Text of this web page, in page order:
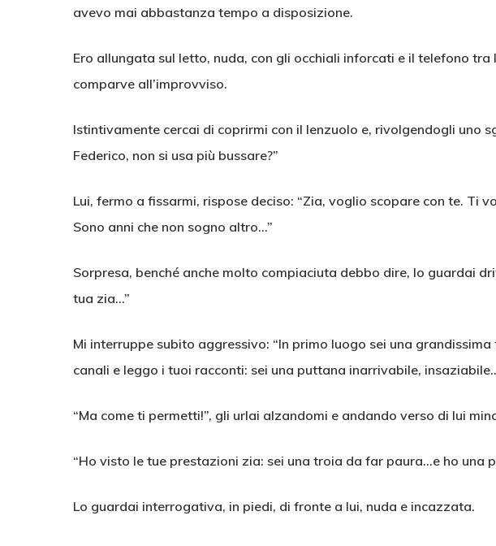
avevo mai abbastanza tempo a disposizione.
Ero allungata sul letto, nuda, con gli occhiali inforcati e il telefono
comparve all’improvviso.
Istintivamente cercai di coprirmi con il lenzuolo e, rivolgendogli uno
Federico, non si usa più bussare?”
Lui, fermo a fissarmi, rispose deciso: “Zia, voglio scopare con te. Ti
Sono anni che non sogno altro…”
Sorpresa, benché anche molto compiaciuta debbo dire, lo guardai
tua zia…”
Mi interruppe subito aggressivo: “In primo luogo sei una
canali e leggo i tuoi racconti: sei una puttana inarrivabile,
“Ma come ti permetti!”, gli urlai alzandomi e andando verso di lui
“Ho visto le tue prestazioni zia: sei una troia da far paura…e ho una
Lo guardai interrogativa, in piedi, di fronte a lui, nuda e incazzata.